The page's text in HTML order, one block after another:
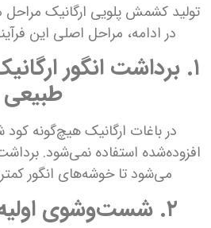
تولید کشمش پلویی ارگانیک
در ادامه، مراحل اصلی این
۱. برداشت انگور
طبیعی
در باغات ارگانیک هیچ‌گونه کود
افزوده‌شده استفاده نمی‌شود.
می‌شود تا خوشه‌های انگور
۲. شست‌وشوی اولیه و پاک‌سازی